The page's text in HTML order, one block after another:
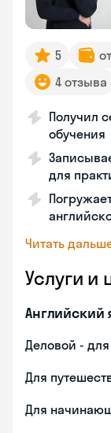
5
4 отзыва
Получил
обучения
для
Читать
Услуги и
Английский
Деловой -
Для
Для